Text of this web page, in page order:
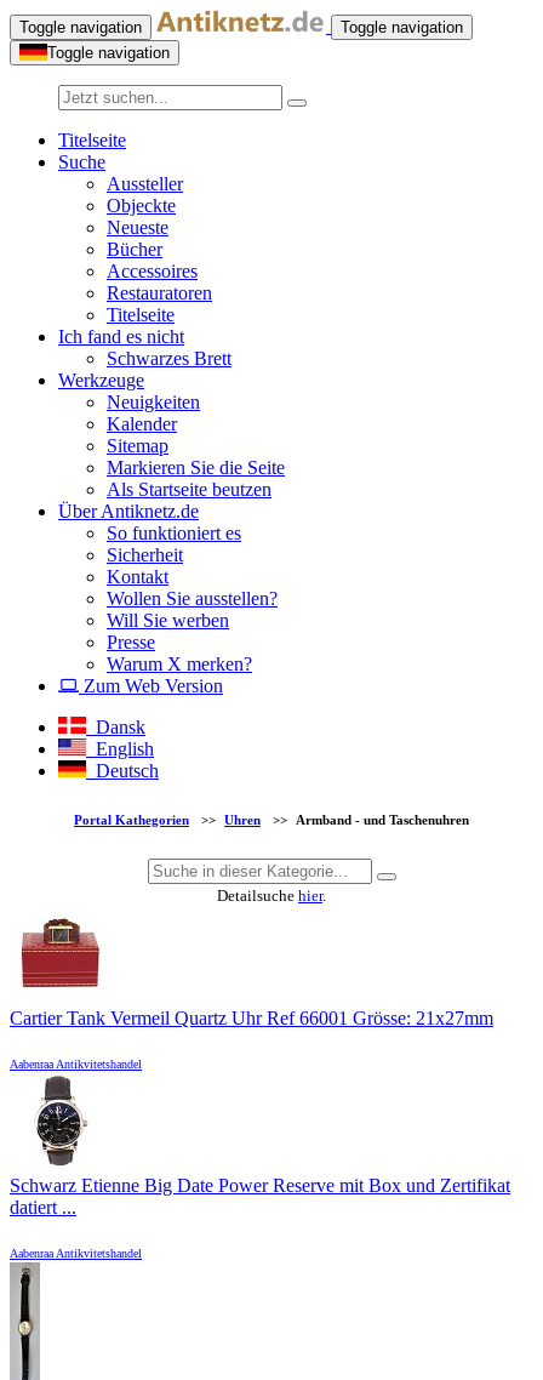
Toggle navigation
Toggle navigation
Toggle navigation
Titelseite
Suche
Aussteller
Objeckte
Neueste
Bücher
Accessoires
Restauratoren
Titelseite
Ich fand es nicht
Schwarzes Brett
Werkzeuge
Neuigkeiten
Kalender
Sitemap
Markieren Sie die Seite
Als Startseite beutzen
Über Antiknetz.de
So funktioniert es
Sicherheit
Kontakt
Wollen Sie ausstellen?
Will Sie werben
Presse
Warum X merken?
Zum Web Version
Dansk
English
Deutsch
Portal Kathegorien >> Uhren >> Armband - und Taschenuhren
Detailsuche hier.
Cartier Tank Vermeil Quartz Uhr Ref 66001 Grösse: 21x27mm
Aabenraa Antikvitetshandel
Schwarz Etienne Big Date Power Reserve mit Box und Zertifikat
datiert ...
Aabenraa Antikvitetshandel